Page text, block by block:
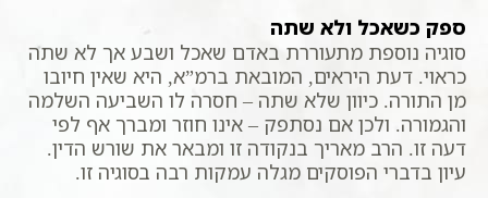
ספק כשאכל ולא שתה
סוגיה נוספת מתעוררת באדם שאכל ושבע אך לא שתה
כראוי. דעת היראים, המובאת ברמ”א, היא שאין חיובו
מן התורה. כיוון שלא שתה – חסרה לו השביעה השלמה
והגמורה. ולכן אם נסתפק – אינו חוזר ומברך אף לפי
דעה זו. הרב מאריך בנקודה זו ומבאר את שורש הדין.
עיון בדברי הפוסקים מגלה עמקות רבה בסוגיה זו.